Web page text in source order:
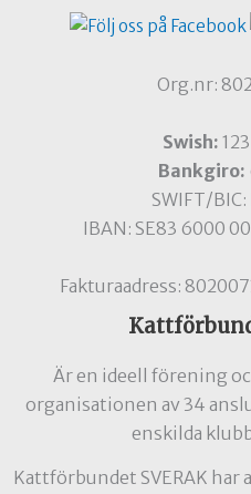
Org.nr:
Swish:
Bankgiro:
SWIFT/BIC:
IBAN: SE83 6000
Fakturaadress:
Är en ideell förening
organisationen av 34
enskilda
Kattförbundet SVERAK har